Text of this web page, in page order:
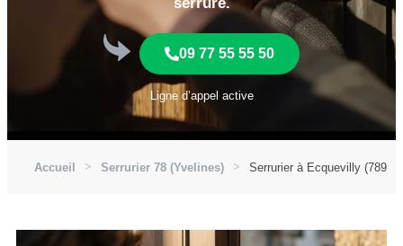
09 77 55 55 50
Ligne d’appel active
Accueil Serrurier 78 (Yvelines) Serrurier à Ecquevilly (78920)